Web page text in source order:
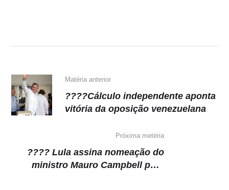
Matéria anterior
????Cálculo independente aponta
vitória da oposição venezuelana
Próxima metéria
???? Lula assina nomeação do
ministro Mauro Campbell para